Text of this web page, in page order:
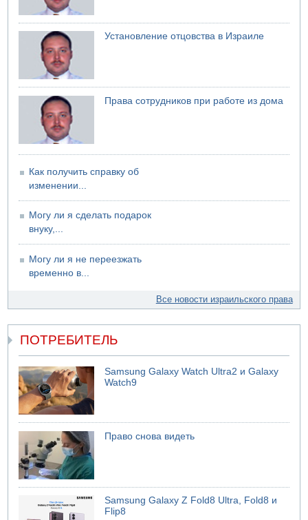
Установление отцовства в Израиле
Права сотрудников при работе из дома
Как получить справку об
изменении...
Могу ли я сделать подарок
внуку,...
Могу ли я не переезжать
временно в...
Все новости израильского права
ПОТРЕБИТЕЛЬ
Samsung Galaxy Watch Ultra2 и Galaxy
Watch9
Право снова видеть
Samsung Galaxy Z Fold8 Ultra, Fold8 и
Flip8